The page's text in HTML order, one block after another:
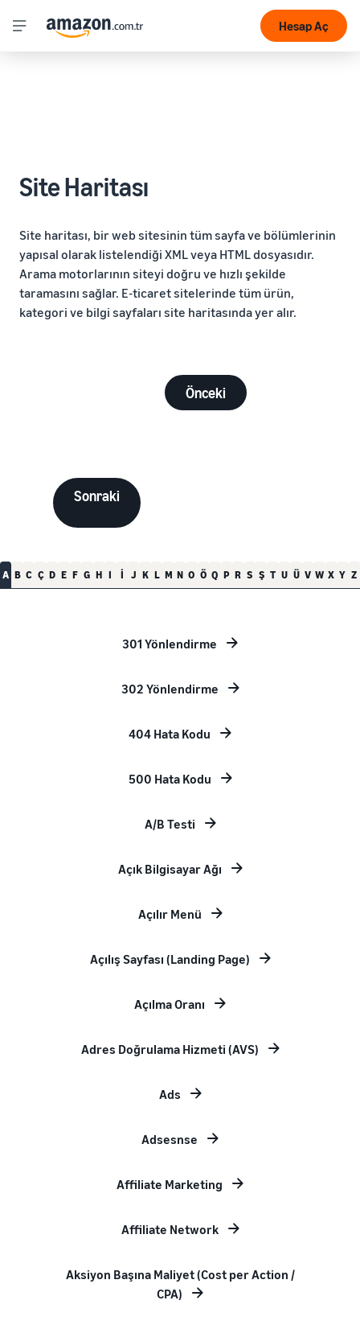
Hesap Aç
Site Haritası
Site haritası, bir web sitesinin tüm sayfa ve bölümlerinin
yapısal olarak listelendiği XML veya HTML dosyasıdır.
Arama motorlarının siteyi doğru ve hızlı şekilde
taramasını sağlar. E-ticaret sitelerinde tüm ürün,
kategori ve bilgi sayfaları site haritasında yer alır.
Önceki
Sonraki
A B C Ç D E F G H I İ J K L M N O Ö Q P R S Ş T U Ü V W X Y Z
301 Yönlendirme
302 Yönlendirme
404 Hata Kodu
500 Hata Kodu
A/B Testi
Açık Bilgisayar Ağı
Açılır Menü
Açılış Sayfası (Landing Page)
Açılma Oranı
Adres Doğrulama Hizmeti (AVS)
Ads
Adsesnse
Affiliate Marketing
Affiliate Network
Aksiyon Başına Maliyet (Cost per Action /
CPA)